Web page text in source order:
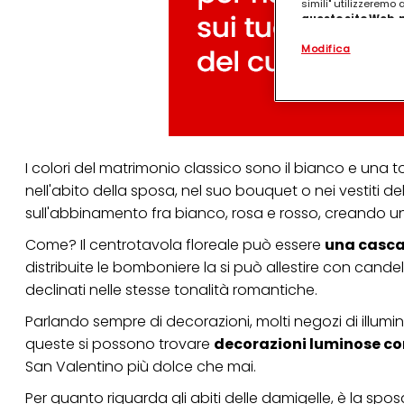
I colori del matrimonio classico sono il bianco e una
nell'abito della sposa, nel suo bouquet o nei vestiti
sull'abbinamento fra bianco, rosa e rosso, creando
Come? Il centrotavola floreale può essere una
distribuite le bomboniere la si può allestire con
declinati nelle stesse tonalità romantiche.
Parlando sempre di decorazioni, molti negozi di
queste si possono trovare decorazioni luminose
San Valentino più dolce che mai.
Per quanto riguarda gli abiti delle damigelle, è la
simili" utilizzeremo
questo sito
.
(rispettivamente
terzi, conservare
identificati) su
collegata nel piè di
qualsiasi
collegata nel piè
periodo di
Se fai clic su
tuoi dati personali
Modifica